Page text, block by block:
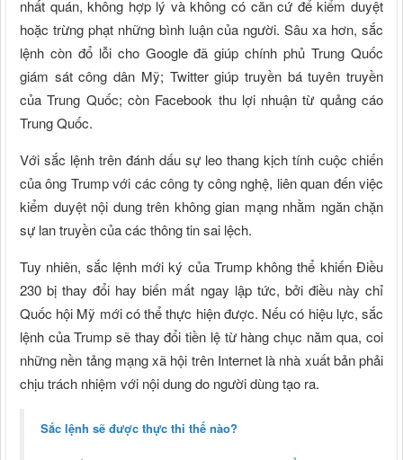
nhất quán, không hợp lý và không có căn cứ để kiểm duyệt
hoặc trừng phạt những bình luận của người. Sâu xa hơn, sắc
lệnh còn đổ lỗi cho Google đã giúp chính phủ Trung Quốc
giám sát công dân Mỹ; Twitter giúp truyền bá tuyên truyền
của Trung Quốc; còn Facebook thu lợi nhuận từ quảng cáo
Trung Quốc.
Với sắc lệnh trên đánh dấu sự leo thang kịch tính cuộc chiến
của ông Trump với các công ty công nghệ, liên quan đến việc
kiểm duyệt nội dung trên không gian mạng nhằm ngăn chặn
sự lan truyền của các thông tin sai lệch.
Tuy nhiên, sắc lệnh mới ký của Trump không thể khiến Điều
230 bị thay đổi hay biến mất ngay lập tức, bởi điều này chỉ
Quốc hội Mỹ mới có thể thực hiện được. Nếu có hiệu lực, sắc
lệnh của Trump sẽ thay đổi tiền lệ từ hàng chục năm qua, coi
những nền tảng mạng xã hội trên Internet là nhà xuất bản phải
chịu trách nhiệm với nội dung do người dùng tạo ra.
Sắc lệnh sẽ được thực thi thế nào?